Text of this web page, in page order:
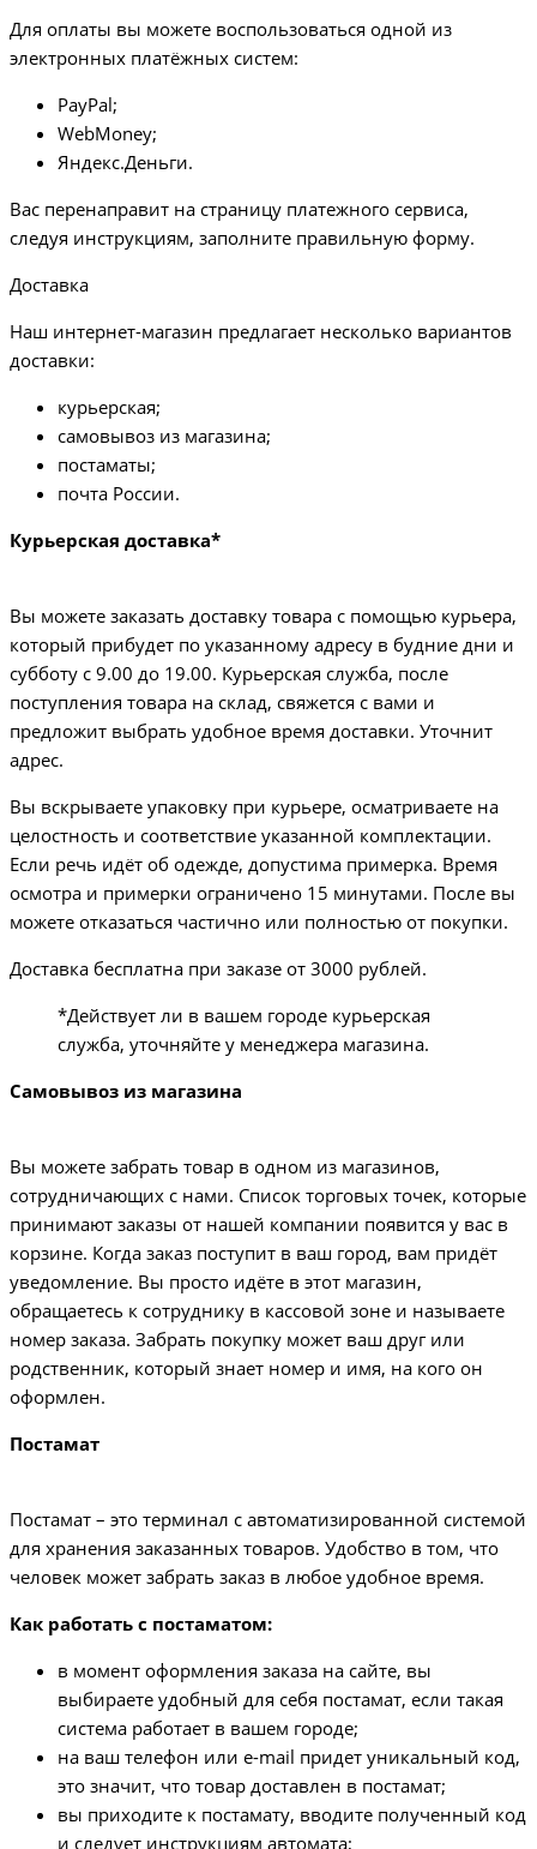
Для оплаты вы можете воспользоваться одной из
электронных платёжных систем:
PayPal;
WebMoney;
Яндекс.Деньги.
Вас перенаправит на страницу платежного сервиса,
следуя инструкциям, заполните правильную форму.
Доставка
Наш интернет-магазин предлагает несколько вариантов
доставки:
курьерская;
самовывоз из магазина;
постаматы;
почта России.
Курьерская доставка*
Вы можете заказать доставку товара с помощью курьера,
который прибудет по указанному адресу в будние дни и
субботу с 9.00 до 19.00. Курьерская служба, после
поступления товара на склад, свяжется с вами и
предложит выбрать удобное время доставки. Уточнит
адрес.
Вы вскрываете упаковку при курьере, осматриваете на
целостность и соответствие указанной комплектации.
Если речь идёт об одежде, допустима примерка. Время
осмотра и примерки ограничено 15 минутами. После вы
можете отказаться частично или полностью от покупки.
Доставка бесплатна при заказе от 3000 рублей.
*Действует ли в вашем городе курьерская
служба, уточняйте у менеджера магазина.
Самовывоз из магазина
Вы можете забрать товар в одном из магазинов,
сотрудничающих с нами. Список торговых точек, которые
принимают заказы от нашей компании появится у вас в
корзине. Когда заказ поступит в ваш город, вам придёт
уведомление. Вы просто идёте в этот магазин,
обращаетесь к сотруднику в кассовой зоне и называете
номер заказа. Забрать покупку может ваш друг или
родственник, который знает номер и имя, на кого он
оформлен.
Постамат
Постамат – это терминал с автоматизированной системой
для хранения заказанных товаров. Удобство в том, что
человек может забрать заказ в любое удобное время.
Как работать с постаматом:
в момент оформления заказа на сайте, вы
выбираете удобный для себя постамат, если такая
система работает в вашем городе;
на ваш телефон или e-mail придет уникальный код,
это значит, что товар доставлен в постамат;
вы приходите к постамату, вводите полученный код
и следует инструкциям автомата;